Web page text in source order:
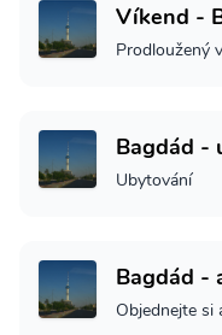
Víkend -
Prodloužený
Bagdád -
Ubytování
Bagdád -
Objednejte si